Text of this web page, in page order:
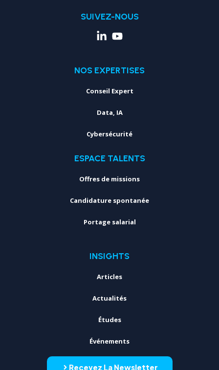
SUIVEZ-NOUS
NOS EXPERTISES
Conseil Expert
Data, IA
Cybersécurité
ESPACE TALENTS
Offres de missions
Candidature spontanée
Portage salarial
INSIGHTS
Articles
Actualités
Études
Événements
Recevez La Newsletter